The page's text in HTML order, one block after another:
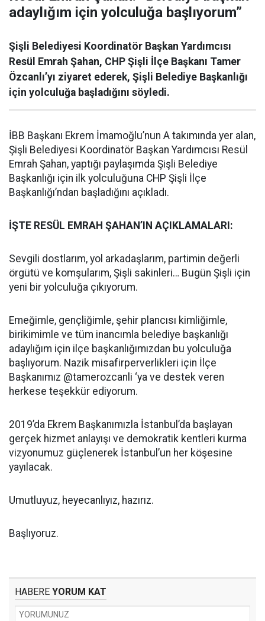
adaylığım için yolculuğa başlıyorum”
Şişli Belediyesi Koordinatör Başkan Yardımcısı
Resül Emrah Şahan, CHP Şişli İlçe Başkanı Tamer
Özcanlı’yı ziyaret ederek, Şişli Belediye Başkanlığı
için yolculuğa başladığını söyledi.
İBB Başkanı Ekrem İmamoğlu’nun A takımında yer alan,
Şişli Belediyesi Koordinatör Başkan Yardımcısı Resül
Emrah Şahan, yaptığı paylaşımda Şişli Belediye
Başkanlığı için ilk yolculuğuna CHP Şişli İlçe
Başkanlığı’ndan başladığını açıkladı.
İŞTE RESÜL EMRAH ŞAHAN’IN AÇIKLAMALARI:
Sevgili dostlarım, yol arkadaşlarım, partimin değerli
örgütü ve komşularım, Şişli sakinleri… Bugün Şişli için
yeni bir yolculuğa çıkıyorum.
Emeğimle, gençliğimle, şehir plancısı kimliğimle,
birikimimle ve tüm inancımla belediye başkanlığı
adaylığım için ilçe başkanlığımızdan bu yolculuğa
başlıyorum. Nazik misafirperverlikleri için İlçe
Başkanımız @tamerozcanli ‘ya ve destek veren
herkese teşekkür ediyorum.
2019’da Ekrem Başkanımızla İstanbul’da başlayan
gerçek hizmet anlayışı ve demokratik kentleri kurma
vizyonumuz güçlenerek İstanbul’un her köşesine
yayılacak.
Umutluyuz, heyecanlıyız, hazırız.
Başlıyoruz.
HABERE YORUM KAT